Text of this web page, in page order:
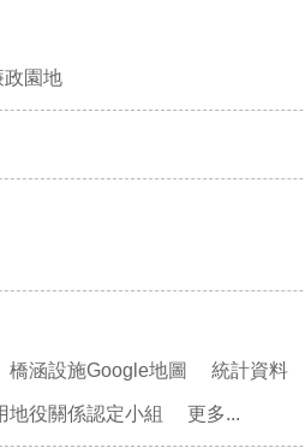
政園地
橋涵設施Google地圖 統計資料
地役關係認定小組 更多...